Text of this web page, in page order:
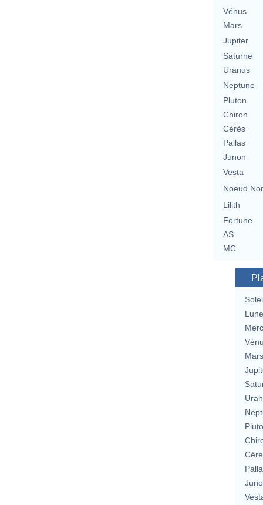
Vénus
Mars
Jupiter
Saturne
Uranus
Neptune
Pluton
Chiron
Cérès
Pallas
Junon
Vesta
Noeud
Lilith
Fortune
AS
MC
Lune
Mars